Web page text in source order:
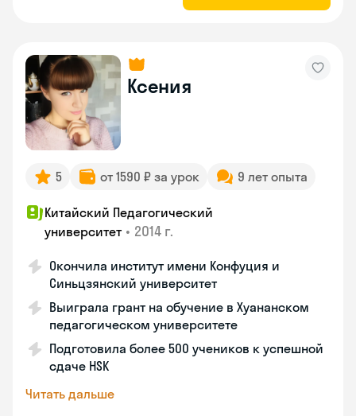
Ксения
5 от 1590 ₽ за урок 9 лет опыта
Китайский Педагогический
университет • 2014 г.
Окончила институт имени Конфуция и
Синьцзянский университет
Выиграла грант на обучение в Хуананском
педагогическом университете
Подготовила более 500 учеников к успешной
сдаче HSK
Читать дальше